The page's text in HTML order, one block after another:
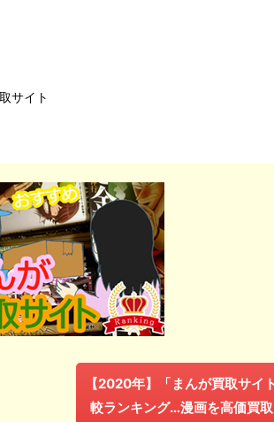
サイト
【2020年】「まんが買取サイ
較ランキング…漫画を高価買